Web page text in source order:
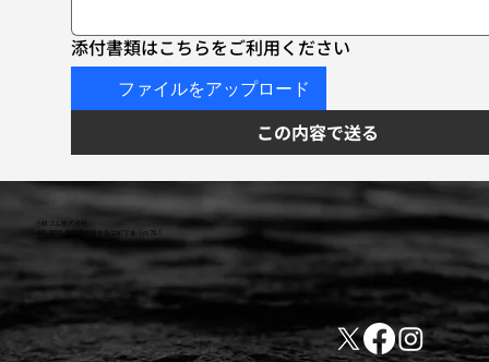
添付書類はこちらをご利用ください
ファイルをアップロード
この内容で送る
小林ゴム株式会社
441-8016 愛知県豊橋市新栄町字東小向76-1